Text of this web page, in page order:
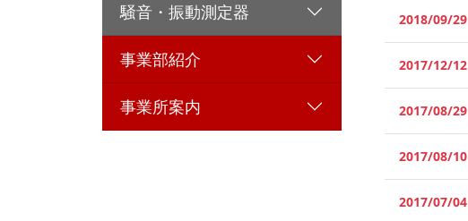
2018/09/29
2017/12/12
2017/08/29
2017/08/10
2017/07/04
騒音・振動測定器
事業部紹介
事業所案内